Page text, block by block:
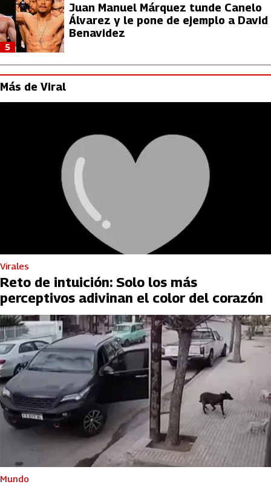
Juan Manuel Márquez tunde Canelo
Álvarez y le pone de ejemplo a David
Benavidez
5
Más de Viral
Virales
Reto de intuición: Solo los más
perceptivos adivinan el color del corazón
Mundo